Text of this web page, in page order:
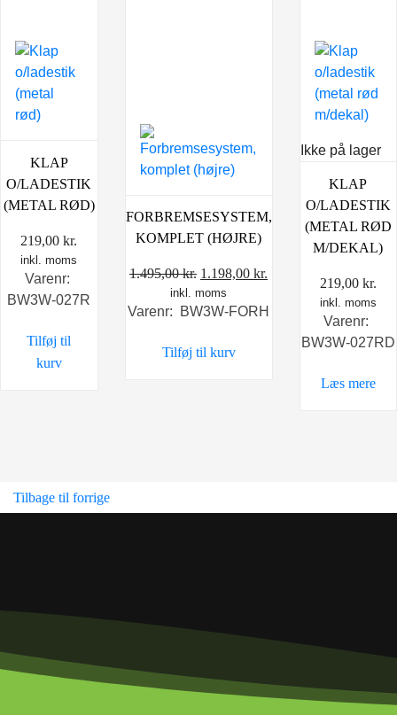
KLAP
O/LADESTIK
(METAL RØD)
219,00kr.
inkl. moms
Varenr:
BW3W-027R
Tilføj til
kurv
FORBREMSESYSTEM,
KOMPLET (HØJRE)
1.495,00kr. Den
oprindelige
pris
1.495,00 kr..
1.198,00 kr.
pris
inkl. moms
Varenr: BW3W-FORH
Tilføj til kurv
Ikke på lager
KLAP
O/LADESTIK
(METAL RØD
M/DEKAL)
219,00 kr.
inkl. moms
Varenr:
BW3W-027RD
Læs mere
Tilbage til forrige